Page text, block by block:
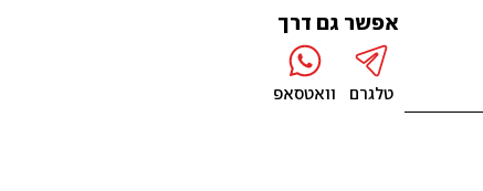
אפשר גם דרך
טלגרם וואטסאפ